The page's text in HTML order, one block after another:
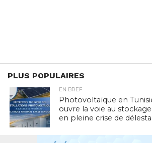
PLUS POPULAIRES
EN BREF
Photovoltaïque en
ouvre la voie au
en pleine crise de